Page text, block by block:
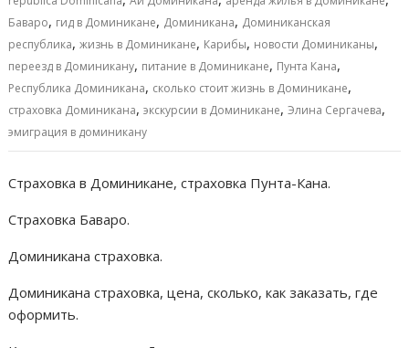
o
k
p
p
g
er
в
и
т
ь
Баваро, гид в Доминикане, Доминикана, Доминиканская
республика,жизнь в Доминикане, Карибы, новости Доминиканы,
переезд в Доминикану, питание в Доминикане, Пунта Кана,
Республика Доминикана, сколько стоит жизнь в Доминикане,
страховка Доминикана,экскурсии в Доминикане,Элина Сергачева,
эмиграция в доминикану
Страховка в Доминикане, страховка Пунта-Кана.
Страховка Баваро.
Доминикана страховка.
Доминикана страховка, цена, сколько, как заказать, где
оформить.